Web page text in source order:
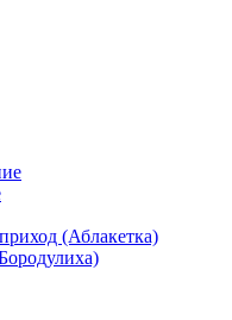
(Аблакетка)